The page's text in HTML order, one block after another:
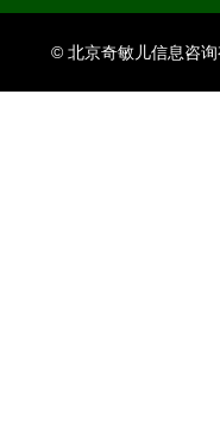
© 北京奇敏儿信息咨